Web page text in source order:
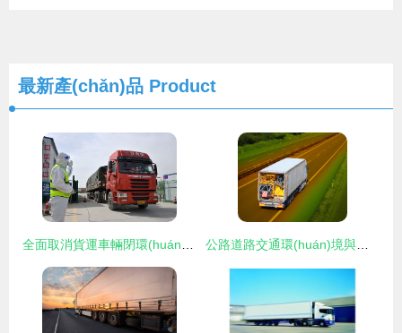
最新產(chǎn)品 Product
全面取消貨運車輛閉環(huán)管理 政策松動還是運輸效率革命？ 公路道路交通環(huán)境與道路貨物運輸?shù)膮f(xié)同發(fā)展